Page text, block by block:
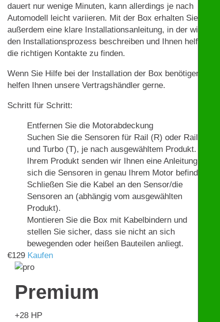
dauert nur wenige Minuten, kann allerdings je nach
Automodell leicht variieren. Mit der Box erhalten Sie
außerdem eine klare Installationsanleitung, in der wir
den Installationsprozess beschreiben und Ihnen helfen,
die richtigen Kontakte zu finden.
Wenn Sie Hilfe bei der Installation der Box benötigen,
helfen Ihnen unsere Vertragshändler gerne.
Schritt für Schritt:
Entfernen Sie die Motorabdeckung
Suchen Sie die Sensoren für Rail (R) oder Rail (R)
und Turbo (T), je nach ausgewähltem Produkt. Mit
Ihrem Produkt senden wir Ihnen eine Anleitung, wo
sich die Sensoren in genau Ihrem Motor befinden.
Schließen Sie die Kabel an den Sensor/die
Sensoren an (abhängig vom ausgewählten
Produkt).
Montieren Sie die Box mit Kabelbindern und
stellen Sie sicher, dass sie nicht an sich
bewegenden oder heißen Bauteilen anliegt.
€129 Kaufen
Premium
+28 HP